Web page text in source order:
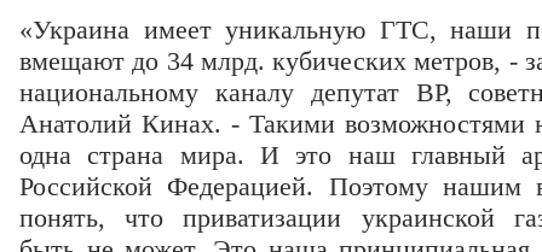
«Украина имеет уникальную ГТС, наши
вмещают до 34 млрд. кубических метров, -
национальному каналу депутат ВР,
Анатолий Кинах. - Такими возможностями
одна страна мира. И это наш главный
Российской Федерацией. Поэтому нашим
понять, что приватизации украинской